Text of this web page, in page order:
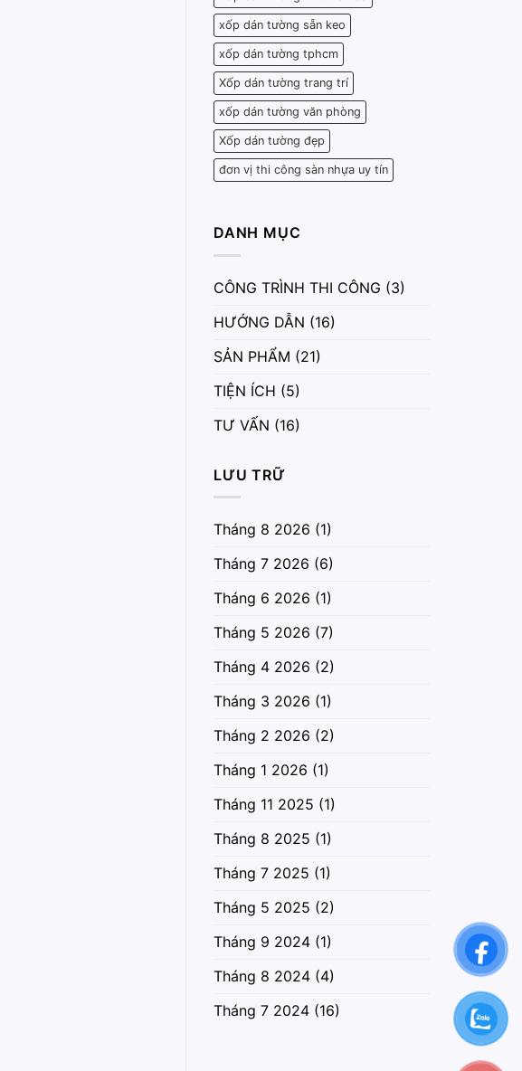
xốp dán tường sẵn keo
xốp dán tường tphcm
Xốp dán tường trang trí
xốp dán tường văn phòng
Xốp dán tường đẹp
đơn vị thi công sàn nhựa uy tín
DANH MỤC
CÔNG TRÌNH THI CÔNG (3)
HƯỚNG DẪN (16)
SẢN PHẨM (21)
TIỆN ÍCH (5)
TƯ VẤN (16)
LƯU TRỮ
Tháng 8 2026 (1)
Tháng 7 2026 (6)
Tháng 6 2026 (1)
Tháng 5 2026 (7)
Tháng 4 2026 (2)
Tháng 3 2026 (1)
Tháng 2 2026 (2)
Tháng 1 2026 (1)
Tháng 11 2025 (1)
Tháng 8 2025 (1)
Tháng 7 2025 (1)
Tháng 5 2025 (2)
Tháng 9 2024 (1)
Tháng 8 2024 (4)
Tháng 7 2024 (16)